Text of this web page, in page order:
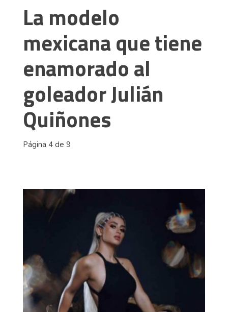
La modelo
mexicana que tiene
enamorado al
goleador Julián
Quiñones
Página 4 de 9